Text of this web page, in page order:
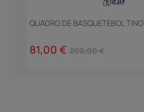
QUADRO DE BASQUETEBOL TINO
81,00 € 202,00 €